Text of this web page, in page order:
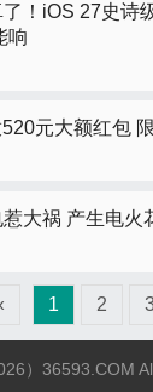
！iOS 27史诗
响
元大额红包
大祸 产生电火
1 2
）36593.COM